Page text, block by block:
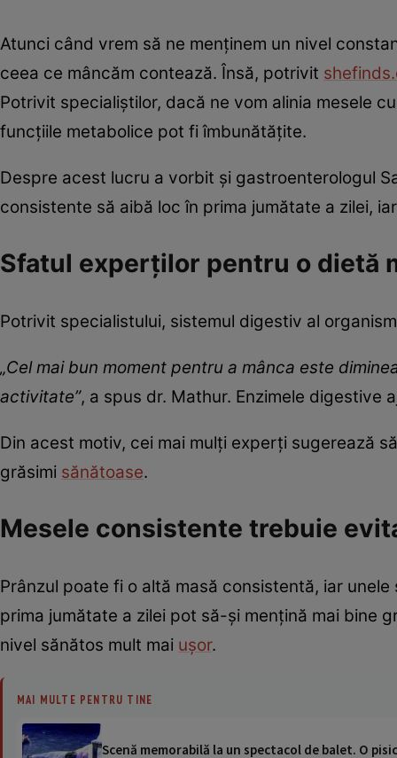
Atunci când vrem să ne menținem un nivel
ceea ce mâncăm contează. Însă, potrivit
Potrivit specialiștilor, dacă ne vom alinia mesele
funcțiile metabolice pot fi îmbunătățite.
Despre acest lucru a vorbit și gastroenterologul
consistente să aibă loc în prima jumătate a zilei,
Sfatul experților pentru o dietă
Potrivit specialistului, sistemul digestiv al
„Cel mai bun moment pentru a mânca este
activitate”, a spus dr. Mathur. Enzimele digestive
Din acest motiv, cei mai mulți experți sugerează
grăsimi sănătoase.
Mesele consistente trebuie
Prânzul poate fi o altă masă consistentă, iar
prima jumătate a zilei pot să-și mențină mai bine
nivel sănătos mult mai ușor.
MAI MULTE PENTRU TINE
Scenă memorabilă la un spectacol de balet. O